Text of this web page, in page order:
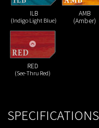
ILB
(Indigo Light Blue)
AMB
(Amber)
RED
(See-Thru Red)
SPECIFICATIONS